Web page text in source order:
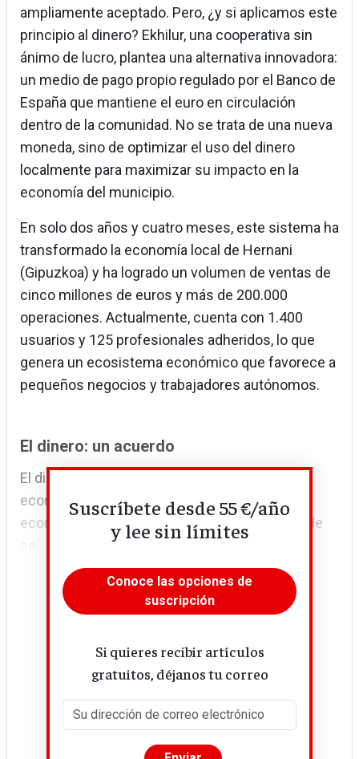
ampliamente aceptado. Pero, ¿y si aplicamos este
principio al dinero? Ekhilur, una cooperativa sin
ánimo de lucro, plantea una alternativa innovadora:
un medio de pago propio regulado por el Banco de
España que mantiene el euro en circulación
dentro de la comunidad. No se trata de una nueva
moneda, sino de optimizar el uso del dinero
localmente para maximizar su impacto en la
economía del municipio.
En solo dos años y cuatro meses, este sistema ha
transformado la economía local de Hernani
(Gipuzkoa) y ha logrado un volumen de ventas de
cinco millones de euros y más de 200.000
operaciones. Actualmente, cuenta con 1.400
usuarios y 125 profesionales adheridos, lo que
genera un ecosistema económico que favorece a
pequeños negocios y trabajadores autónomos.
El dinero: un acuerdo
El dinero es una herramienta esencial en la
economía de mercado, pero su impacto en la
economía local depende de cómo fluye y dónde
Suscríbete desde 55 €/año
y lee sin límites
Conoce las opciones de
suscripción
Si quieres recibir artículos
gratuitos, déjanos tu correo